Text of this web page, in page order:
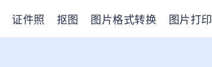
证件照 抠图 图片格式转换 图片打印